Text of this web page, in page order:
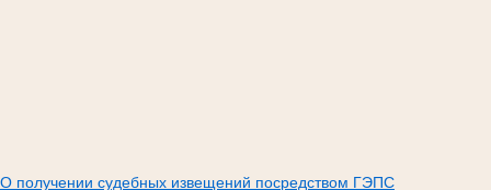
О получении судебных извещений посредством ГЭПС